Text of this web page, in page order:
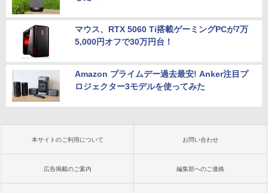
マウス、RTX 5060 Ti搭載ゲーミングPCが7万
5,000円オフで30万円台！
Amazon プライムデー過去最安! Anker注目プ
ロジェクター3モデルを使ってみた
本サイトのご利用について お問い合わせ
広告掲載のご案内 編集部へのご連絡